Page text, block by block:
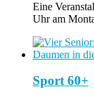
Eine
Uhr am
Sport 60+